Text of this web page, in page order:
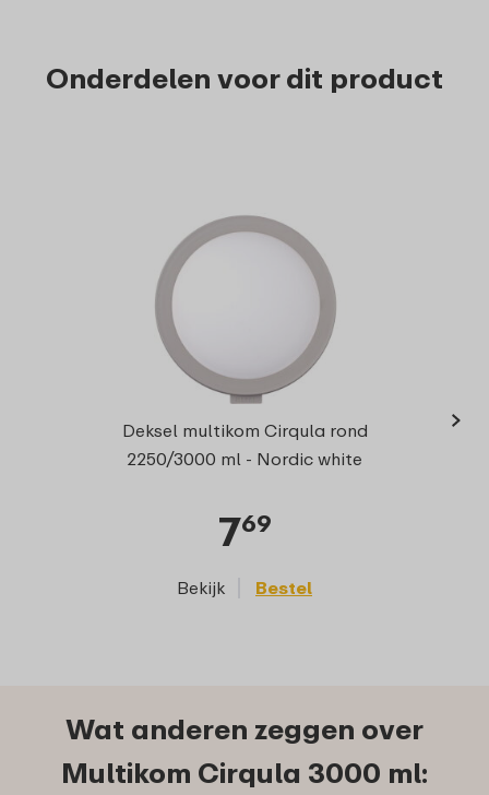
Onderdelen voor dit product
Deksel multikom Cirqula rond
2250/3000 ml - Nordic white
769
Bekijk Bestel
›
Wat anderen zeggen over
Multikom Cirqula 3000 ml: